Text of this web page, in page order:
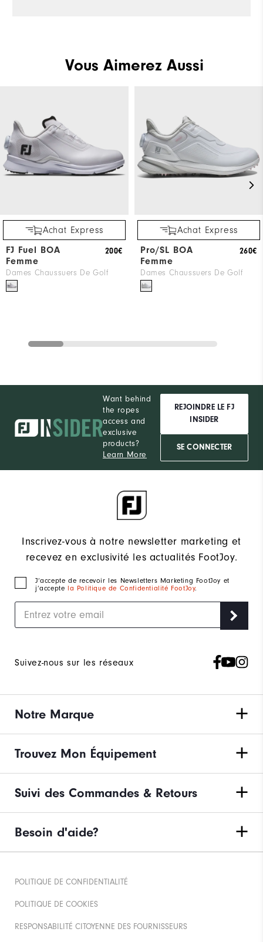
Vous Aimerez Aussi
Achat Express
FJ Fuel BOA
Femme
Dames Chaussuers De Golf
200€
Achat Express
Pro/SL BOA
Femme
Dames Chaussuers De Golf
260€
Want behind
the ropes
access and
exclusive
products?
Learn More
REJOINDRE LE FJ
INSIDER
SE CONNECTER
Inscrivez-vous à notre newsletter marketing et
recevez en exclusivité les actualités FootJoy.
J‘accepte de recevoir les Newsletters Marketing FootJoy et
j’accepte
la Politique de Confidentialité FootJoy.
Suivez-nous sur les réseaux
Notre Marque
Trouvez Mon Équipement
Suivi des Commandes & Retours
Besoin d'aide?
POLITIQUE DE CONFIDENTIALITÉ
POLITIQUE DE COOKIES
RESPONSABILITÉ CITOYENNE DES FOURNISSEURS